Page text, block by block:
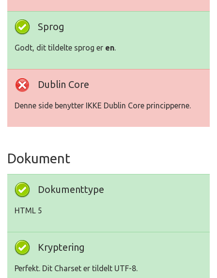
Sprog
Godt, dit tildelte sprog er en.
Dublin Core
Denne side benytter IKKE Dublin Core principperne.
Dokument
Dokumenttype
HTML 5
Kryptering
Perfekt. Dit Charset er tildelt UTF-8.